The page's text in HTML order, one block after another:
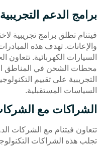
برامج الدعم التجريبية
فيتنام تطلق برامج تجريبية
والإعانات. تهدف هذه
السيارات الكهربائية.
محطات الشحن في المناطق
التجريبية على تقييم
السياسات المستقبلية.
الشراكات مع
تتعاون فيتنام مع الشركات
تجلب هذه الشراكات